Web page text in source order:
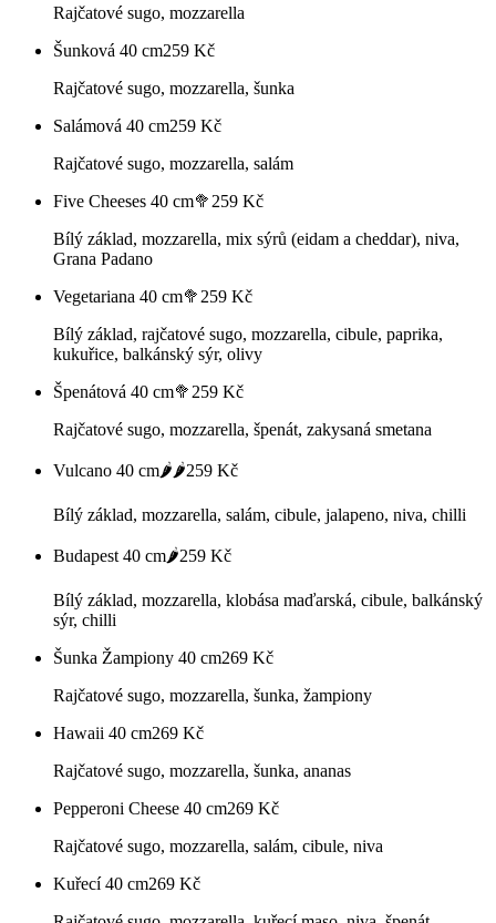
Rajčatové sugo, mozzarella
Šunková 40 cm259 Kč
Rajčatové sugo, mozzarella, šunka
Salámová 40 cm259 Kč
Rajčatové sugo, mozzarella, salám
Five Cheeses 40 cm🥦 259 Kč
Bílý základ, mozzarella, mix sýrů (eidam a cheddar), niva,
Grana Padano
Vegetariana 40 cm🥦 259 Kč
Bílý základ, rajčatové sugo, mozzarella, cibule, paprika,
kukuřice, balkánský sýr, olivy
Špenátová 40 cm🥦 259 Kč
Rajčatové sugo, mozzarella, špenát, zakysaná smetana
Vulcano 40 cm🌶️🌶️259 Kč
Bílý základ, mozzarella, salám, cibule, jalapeno, niva, chilli
Budapest 40 cm🌶️259 Kč
Bílý základ, mozzarella, klobása maďarská, cibule, balkánský
sýr, chilli
Šunka Žampiony 40 cm269 Kč
Rajčatové sugo, mozzarella, šunka, žampiony
Hawaii 40 cm269 Kč
Rajčatové sugo, mozzarella, šunka, ananas
Pepperoni Cheese 40 cm269 Kč
Rajčatové sugo, mozzarella, salám, cibule, niva
Kuřecí 40 cm269 Kč